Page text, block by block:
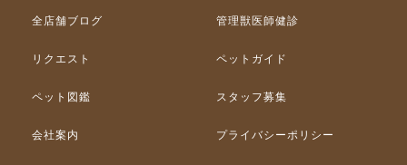
全店舗ブログ 管理獣医師健診
リクエスト ペットガイド
ペット図鑑 スタッフ募集
会社案内 プライバシーポリシー